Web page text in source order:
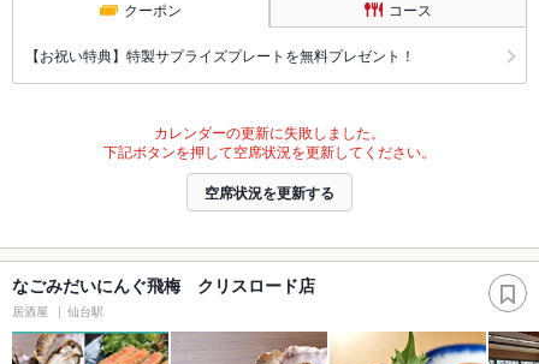
クーポン コース
【お祝い特典】特製サプライズプレートを無料プレゼント！
カレンダーの更新に失敗しました。
下記ボタンを押して空席状況を更新してください。
空席状況を更新する
なごみだいにんぐ飛梅 クリスロード店
居酒屋 仙台駅